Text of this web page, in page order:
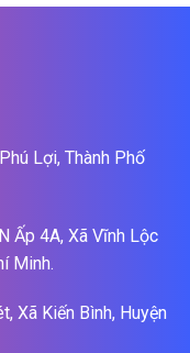
Lợi, Thành Phố
Ấp 4A, Xã Vĩnh Lộc
Minh.
Xã Kiến Bình, Huyện